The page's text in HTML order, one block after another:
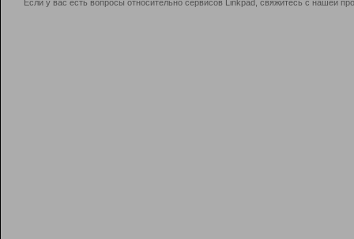
Если у вас есть вопросы относительно сервисов Linkpad, свяжитесь с нашей